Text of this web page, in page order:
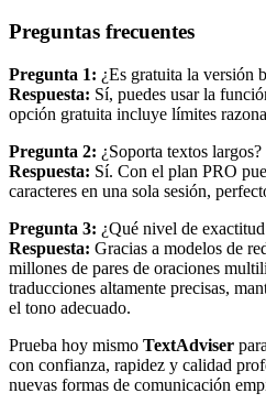
Preguntas frecuentes
Pregunta 1: ¿Es gratuita la versión
Respuesta: Sí, puedes usar la
opción gratuita incluye límites
Pregunta 2: ¿Soporta textos largos?
Respuesta: Sí. Con el plan PRO
caracteres en una sola sesión,
Pregunta 3: ¿Qué nivel de
Respuesta: Gracias a modelos de
millones de pares de oraciones
traducciones altamente precisas,
el tono adecuado.
Prueba hoy mismo TextAdviser
con confianza, rapidez y calidad
nuevas formas de comunicación